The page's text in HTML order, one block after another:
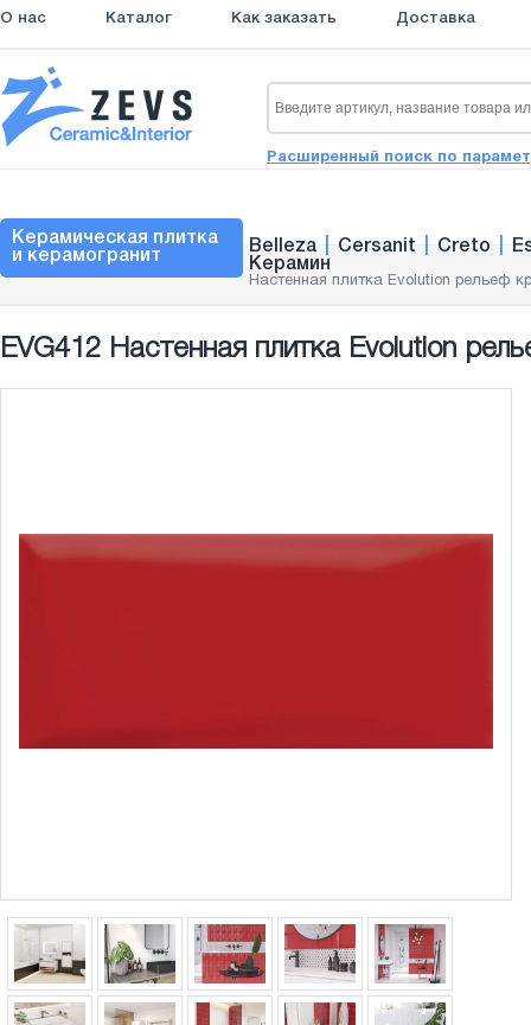
О нас Каталог Как заказать Доставка
Расширенный поиск по
Керамическая плитка
и керамогранит
Belleza Cersanit Creto
Керамин
Настенная плитка Evolution рельеф
EVG412 Настенная плитка Evolution